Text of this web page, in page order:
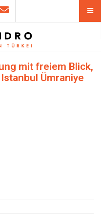
mit freiem Blick,
Ümraniye